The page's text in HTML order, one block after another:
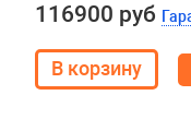
116900 руб